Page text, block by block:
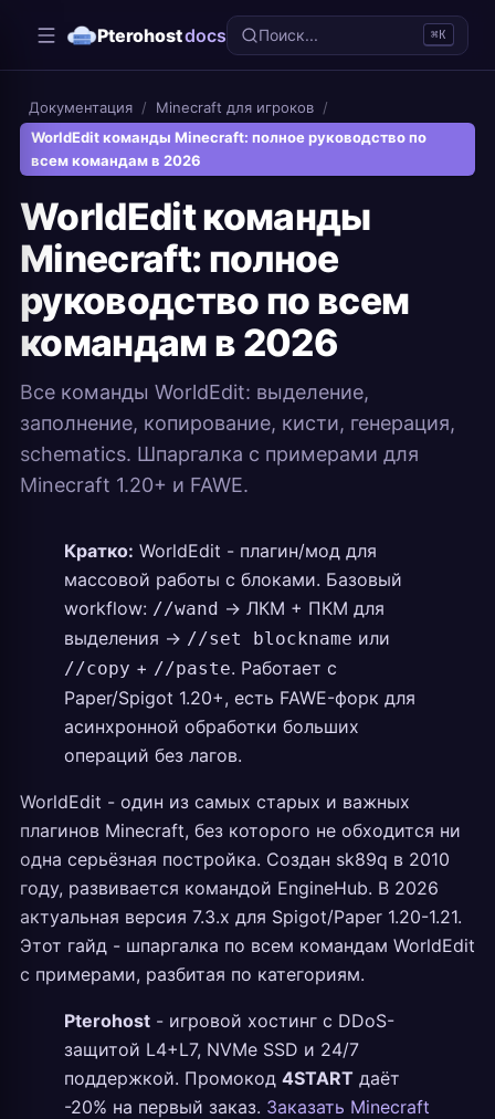
Pterohostdocs Поиск... ⌘K
Документация / Minecraft для игроков /
WorldEdit команды Minecraft: полное руководство по
всем командам в 2026
WorldEdit команды
Minecraft: полное
руководство по всем
командам в 2026
Все команды WorldEdit: выделение,
заполнение, копирование, кисти, генерация,
schematics. Шпаргалка с примерами для
Minecraft 1.20+ и FAWE.
Кратко: WorldEdit - плагин/мод для
массовой работы с блоками. Базовый
workflow: //wand -> ЛКМ + ПКМ для
выделения -> //set blockname или
//copy + //paste. Работает с
Paper/Spigot 1.20+, есть FAWE-форк для
асинхронной обработки больших
операций без лагов.
WorldEdit - один из самых старых и важных
плагинов Minecraft, без которого не обходится ни
одна серьёзная постройка. Создан sk89q в 2010
году, развивается командой EngineHub. В 2026
актуальная версия 7.3.x для Spigot/Paper 1.20-1.21.
Этот гайд - шпаргалка по всем командам WorldEdit
с примерами, разбитая по категориям.
Pterohost - игровой хостинг с DDoS-
защитой L4+L7, NVMe SSD и 24/7
поддержкой. Промокод 4START даёт
-20% на первый заказ. Заказать Minecraft